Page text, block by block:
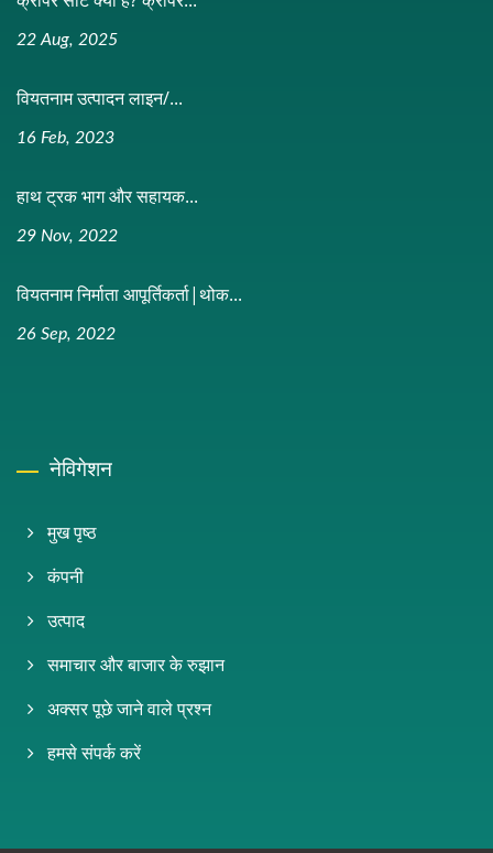
22 Aug, 2025
वियतनाम उत्पादन लाइन/...
16 Feb, 2023
हाथ ट्रक भाग और सहायक...
29 Nov, 2022
वियतनाम निर्माता आपूर्तिकर्ता|थोक...
26 Sep, 2022
नेविगेशन
मुख पृष्ठ
कंपनी
उत्पाद
समाचार और बाजार के रुझान
अक्सर पूछे जाने वाले प्रश्न
हमसे संपर्क करें